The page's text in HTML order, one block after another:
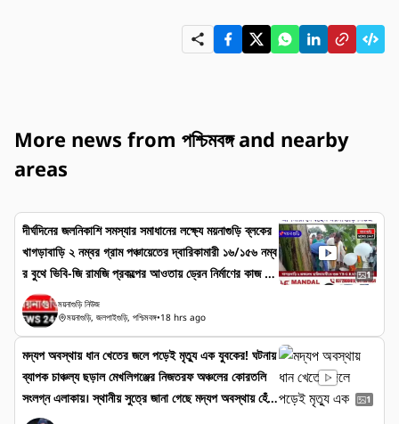
More news from পশ্চিমবঙ্গ and nearby
areas
দীর্ঘদিনের জলনিকাশি সমস্যার সমাধানের লক্ষ্যে ময়নাগুড়ি ব্লকের
খাগড়াবাড়ি ২ নম্বর গ্রাম পঞ্চায়েতের দ্বারিকামারী ১৬/১৫৬ নম্ব
র বুথে ভিবি-জি রামজি প্রকল্পের আওতায় ড্রেন নির্মাণের কাজ শুরু
হল। বুধবার এক অনুষ্ঠানের মাধ্যমে প্রকল্পটির আনুষ্ঠানিক উদ্বোধন
করেন ময়নাগুড়ির বিধায়ক ডালিম চন্দ্র রায়। অনুষ্ঠানে উপস্থিত
ছিলেন ময়নাগুড়ির বিডিও সৌমেন দাস, স্থানীয় পঞ্চায়েত সদস্যা
দীপিকা রায়, বুথের সুপারভাইজার বিনোদ রায়, বিকাশ রায় সহ প্র
শাসনের অন্যান্য আধিকারিক এবং এলাকার বিশিষ্ট ব্যক্তিরা। উ
দ্বোধনের পর প্রকল্পের কাজ দ্রুত শেষ করার ওপর গুরুত্ব আ
1
ময়নাগুড়ি নিউজ
ময়নাগুড়ি, জলপাইগুড়ি, পশ্চিমবঙ্গ•18 hrs ago
মদ্যপ অবস্থায় ধান খেতের জলে পড়েই মৃত্যু এক যুবকের! ঘটনায়
ব্যাপক চাঞ্চল্য ছড়াল মেখলিগঞ্জের নিজতরফ অঞ্চলের কোরতলি
সংলগ্ন এলাকায়। স্থানীয় সুত্রে জানা গেছে মদ্যপ অবস্থায় হেঁটে
বাজার আসছিল। স্থানীয়দের অনুমান সেই সময় টলতে টলতে জলে
1